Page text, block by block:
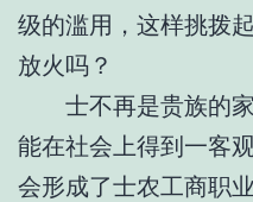
级的滥用，这样挑拨
放火吗？
士不再是贵族的家
能在社会上得到一客
会形成了士农工商职